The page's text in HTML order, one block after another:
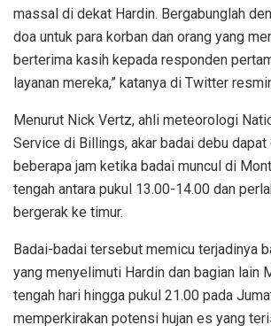
massal di dekat Hardin. Bergabunglah
doa untuk para korban dan orang yang
berterima kasih kepada responden
layanan mereka,” katanya di Twitter
Menurut Nick Vertz, ahli meteorologi
Service di Billings, akar badai debu
beberapa jam ketika badai muncul di
tengah antara pukul 13.00-14.00 dan
bergerak ke timur.
Badai-badai tersebut memicu terjadinya
yang menyelimuti Hardin dan bagian lain
tengah hari hingga pukul 21.00 pada
memperkirakan potensi hujan es yang